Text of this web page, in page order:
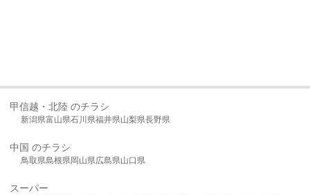
甲信越・北陸 のチラシ
新潟県富山県石川県福井県山梨県長野県
中国 のチラシ
鳥取県島根県岡山県広島県山口県
スーパー